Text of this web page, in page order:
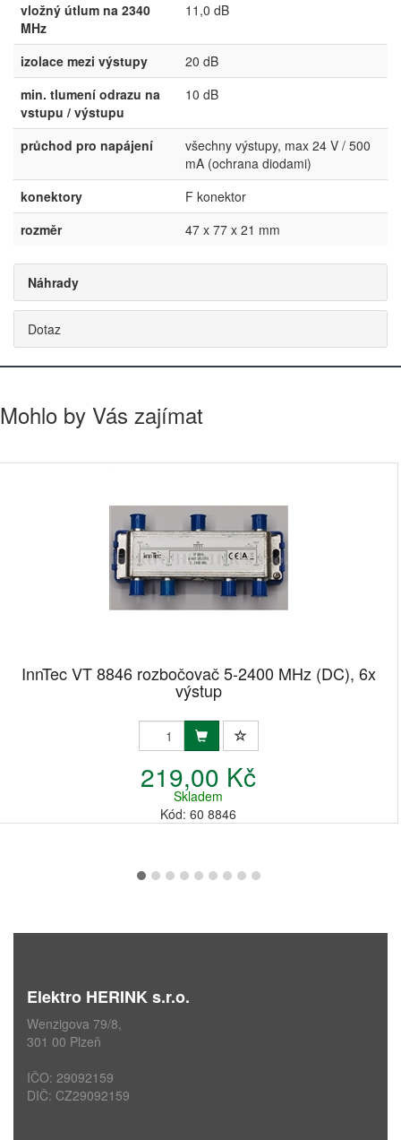
vložný útlum na 2340
MHz
11,0 dB
izolace mezi výstupy
20 dB
min. tlumení odrazu na
vstupu / výstupu
10 dB
průchod pro napájení
všechny výstupy, max 24 V / 500
mA (ochrana diodami)
konektory
F konektor
rozměr
47 x 77 x 21 mm
Náhrady
Dotaz
Mohlo by Vás zajímat
InnTec VT 8846 rozbočovač 5-2400 MHz (DC), 6x
výstup
219,00 Kč
Skladem
Kód: 60 8846
Elektro HERINK s.r.o.
Wenzigova 79/8,
301 00 Plzeň
IČO: 29092159
DIČ: CZ29092159